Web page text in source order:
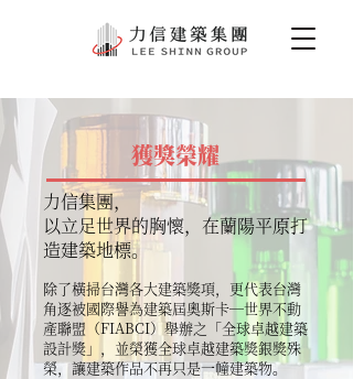
​獲獎榮耀
⼒信集團，
以立⾜世界的胸懷，在蘭陽平原打
造建築地標。
除了橫掃台灣各⼤建築獎項，更代表台灣
⾓逐被國際譽為建築屆奧斯卡—世界不動
產聯盟（FIABCI）舉辦之「全球卓越建築
設計獎」，並榮獲全球卓越建築獎銀獎殊
榮，讓建築作品不再只是一幢建築物。